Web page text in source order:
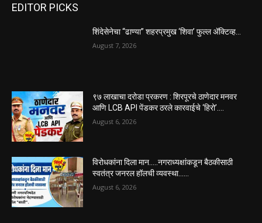
EDITOR PICKS
शिंदेसेनेचा “ढाण्या” शहरप्रमुख ‘शिवा’ फुल्ल ॲक्टिव्ह…
August 7, 2026
९७ लाखाचा दरोडा प्रकरण : शिरपूरचे ठाणेदार मनवर
आणि LCB API पेंडकर ठरले कारवाईचे ‘हिरो’….
August 6, 2026
विरोधकांना दिला मान…..नगराध्यक्षांकडून बैठकीसाठी
स्वतंत्र जनरल हॉलची व्यवस्था……
August 6, 2026